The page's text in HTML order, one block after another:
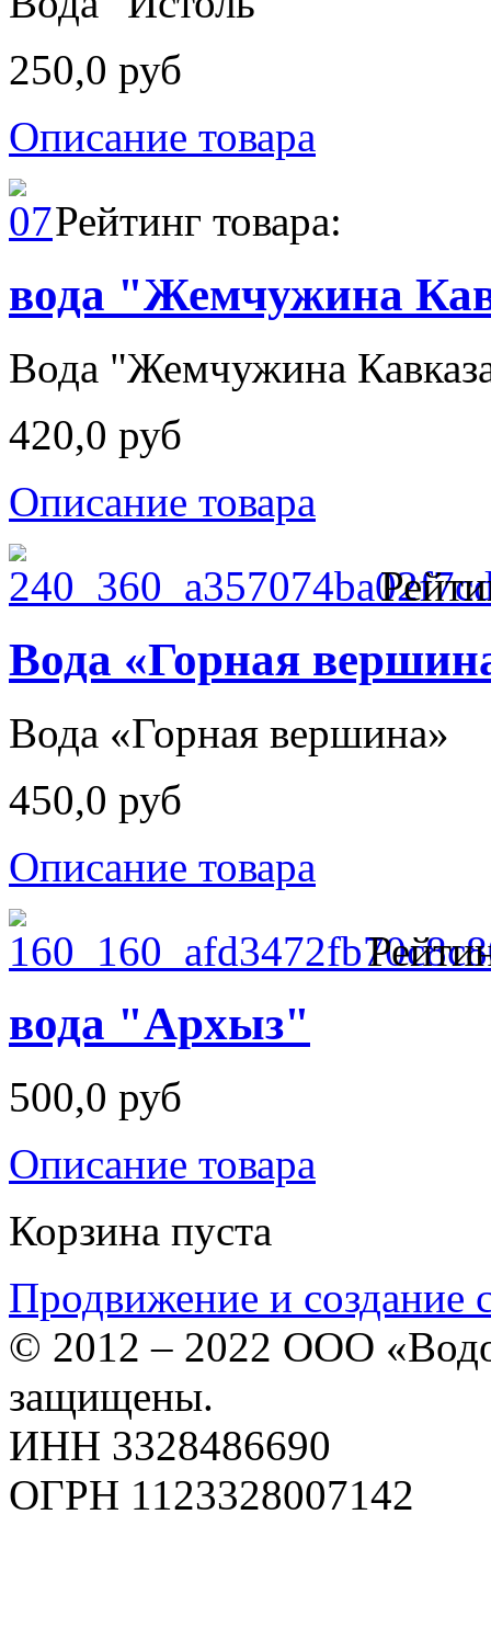
250,0 руб
Описание товара
Рейтинг товара:
вода "Жемчужина
Вода "Жемчужина
420,0 руб
Описание товара
Вода «Горная
Вода «Горная вершина»
450,0 руб
Описание товара
вода "Архыз"
500,0 руб
Описание товара
Корзина пуста
Продвижение и создание
© 2012 – 2022 ООО
защищены.
ИНН 3328486690
ОГРН 1123328007142